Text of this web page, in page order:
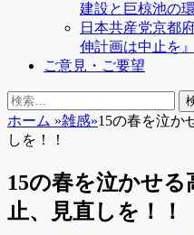
建設と巨椋池の環
日本共産党京都
伸計画は中止を』
ご意見・ご要望
検
索
検
索:
ホーム »雑感»15の春を泣か
しを！！
15の春を泣かせる
止、見直しを！！